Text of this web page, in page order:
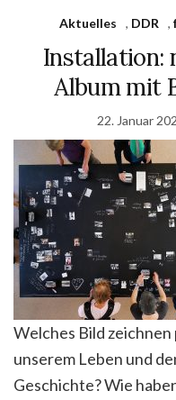
Aktuelles , DDR ,
Installation:
Album mit
22. Januar
Welches Bild
unserem Leben und
Geschichte? Wie